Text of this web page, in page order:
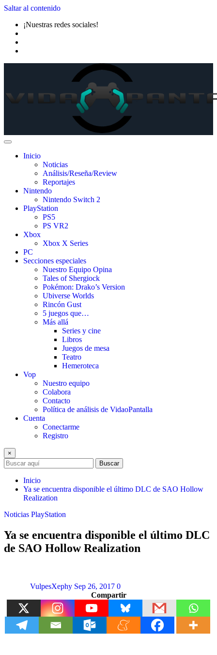
Saltar al contenido
¡Nuestras redes sociales!
Inicio
Noticias
Análisis/Reseña/Review
Reportajes
Nintendo
Nintendo Switch 2
PlayStation
PS5
PS VR2
Xbox
Xbox X Series
PC
Secciones especiales
Nuestro Equipo Opina
Tales of Shergiock
Pokémon: Drako’s Version
Ubiverse Worlds
Rincón Gust
5 juegos que…
Más allá
Series y cine
Libros
Juegos de mesa
Teatro
Hemeroteca
Vop
Nuestro equipo
Colabora
Contacto
Política de análisis de VidaoPantalla
Cuenta
Conectarme
Registro
×
Buscar
Inicio
Ya se encuentra disponible el último DLC de SAO Hollow
Realization
Noticias PlayStation
Ya se encuentra disponible el último DLC
de SAO Hollow Realization
VulpesXephy Sep 26, 2017 0
Compartir